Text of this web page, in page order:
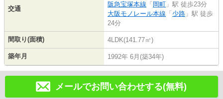
交通
阪急宝塚本線 「 岡町 」駅 徒歩23分
大阪モノレール本線 「 少路 」駅 徒歩
24分
間取り(面積) 4LDK(141.77㎡)
築年月 1992年 6月(築34年)
メールでお問い合わせする(無料)